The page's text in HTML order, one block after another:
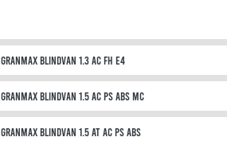
GranMax Blindvan 1.3 AC FH E4
GranMax Blindvan 1.5 AC PS ABS MC
GranMax Blindvan 1.5 AT AC PS ABS